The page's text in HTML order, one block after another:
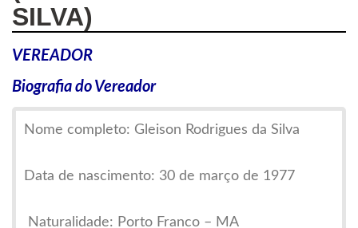
SILVA)
VEREADOR
Biografia do Vereador
Nome completo: Gleison Rodrigues da Silva
Data de nascimento: 30 de março de 1977
Naturalidade: Porto Franco – MA